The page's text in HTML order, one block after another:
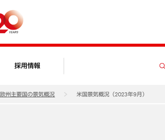
採用情報
州主要国の景気概況 米国景気概況（2023年9月）